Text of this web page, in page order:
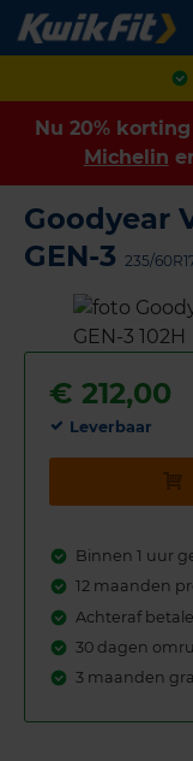
Nu 20%
Michelin
Goodyear
GEN-3 235/
€ 212,00
Leverbaar
Binnen 1 uur
12 maanden
Achteraf
30 dagen
3 maanden